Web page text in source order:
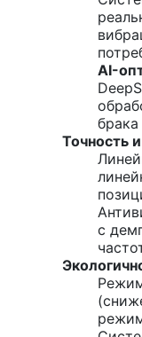
AI-
брака
Точность
с